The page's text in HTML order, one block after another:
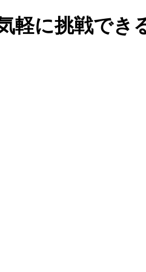
軽に挑戦で